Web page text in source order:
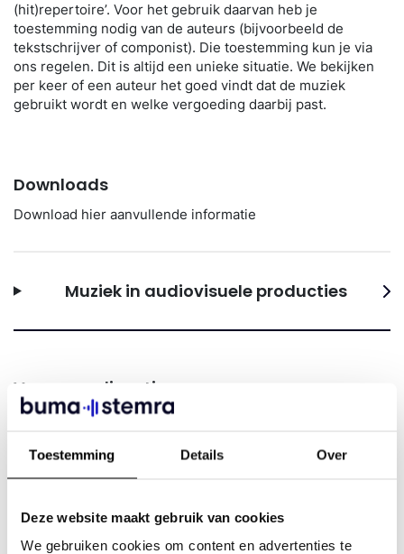
Toestemming Details Over
Deze website maakt gebruik van cookies
We gebruiken cookies om content en advertenties te
(hit)repertoire’. Voor het gebruik daarvan heb je
toestemming nodig van de auteurs (bijvoorbeeld de
tekstschrijver of componist). Die toestemming kun je via
ons regelen. Dit is altijd een unieke situatie. We bekijken
per keer of een auteur het goed vindt dat de muziek
gebruikt wordt en welke vergoeding daarbij past.
Downloads
Download hier aanvullende informatie
Muziek in audiovisuele producties
Vraag een licentie aan
" geeft vereiste velden aan